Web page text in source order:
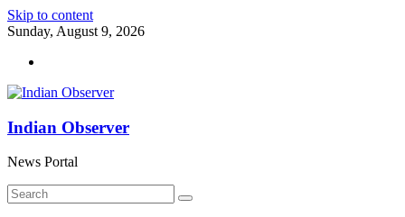
Skip to content
Sunday, August 9, 2026
Indian Observer
News Portal